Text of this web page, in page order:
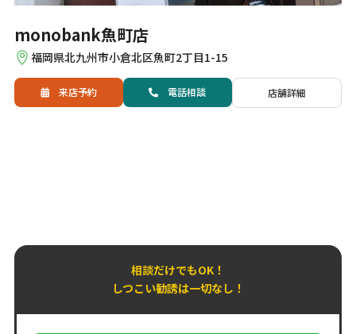
monobank魚町店
福岡県北九州市小倉北区魚町2丁目1-15
来店予約 電話相談 店舗詳細
相談だけでもOK！
しつこい勧誘は一切なし！